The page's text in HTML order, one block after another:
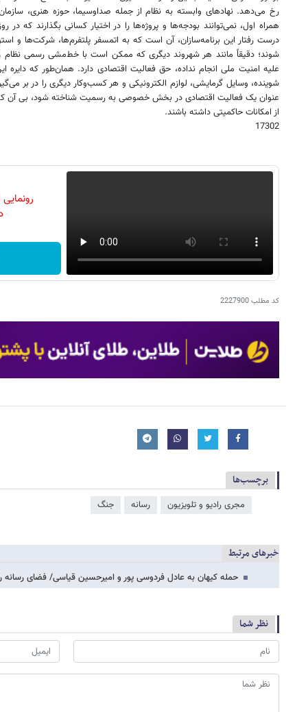
رخ می‌دهد. نهادهای وابسته به نظام از جمله صداوسیما، حوزه هنری،
همراه اول، نمی‌توانند بودجه‌ها و پروژه‌ها را در اختیار کسانی بگذارند که در
درست رفتار این برنامه‌سازان، آن است که به اتمسفر پلتفرم‌ها، شرکت‌ها و
شوند؛ دقیقاً مانند هر شهروند دیگری که ممکن است با خط‌مشی رسمی نظام
علیه امنیت ملی انجام نداده، حق فعالیت اقتصادی دارد. همان‌طور که دایره
شوینده، وسایل گرمایشی، لوازم الکترونیکی و هر کسب‌وکار دیگری را در بر
عنوان یک فعالیت اقتصادی در بخش خصوصی به رسمیت شناخته شود، بی آن
از امکانات حاکمیتی داشته باشند.
17302
کد مطلب2227900
برچسب‌ها
مجری رادیو و تلویزیون رسانه جنگ
خبرهای مرتبط
حمله کیهان به عادل فردوسی پور و امیرحسین قیاسی/ فضای رسانه
نظر شما